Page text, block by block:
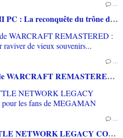
[TEST] CIVILIZATION VII PC : La reconquête du trône de roi de la stratégie
[TEST] BATTLE CHEST de WARCRAFT REMASTERED : Des versions modernisées pour raviver de vieux souvenirs...
[TEST] MEGA MAN BATTLE NETWORK LEGACY COLLECTION PS4 : Surtout pour les fans de MEGAMAN